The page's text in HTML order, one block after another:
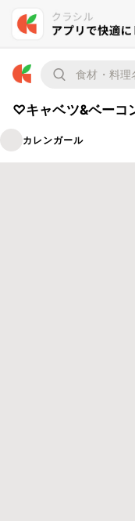
♡キャベツ&ベーコ
カレンガール